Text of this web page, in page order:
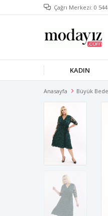
Çağrı Merkezi: 0
KADIN
Anasayfa Büyük